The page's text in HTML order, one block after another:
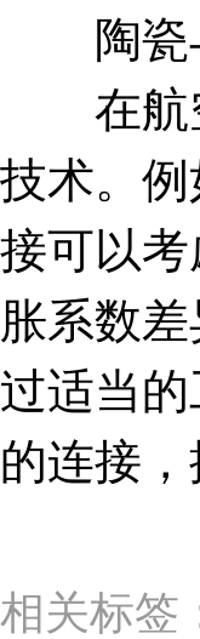
陶瓷
在航空
技术。
接可以
胀系数
过适当
的连接
相关标签